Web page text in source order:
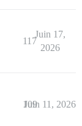
117
Juin 17,
2026
109
Juin 11, 2026